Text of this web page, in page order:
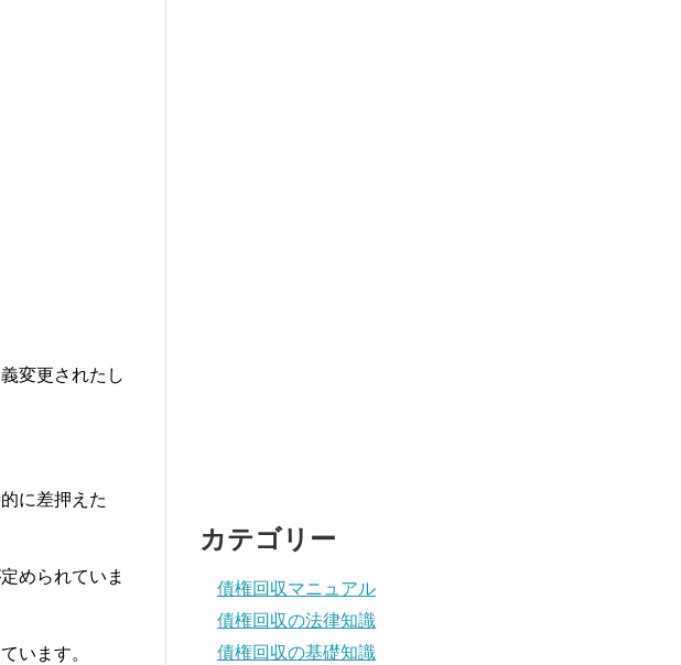
変更されたし
に差押えた
められていま
います。
カテゴリー
債権回収マニュアル
債権回収の法律知識
債権回収の基礎知識